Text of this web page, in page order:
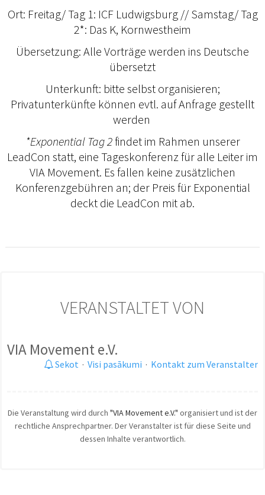
Ort: Freitag/ Tag 1: ICF Ludwigsburg // Samstag/ Tag
2*: Das K, Kornwestheim
Übersetzung: Alle Vorträge werden ins Deutsche
übersetzt
Unterkunft: bitte selbst organisieren;
Privatunterkünfte können evtl. auf Anfrage gestellt
werden
*Exponential Tag 2findet im Rahmen unserer
LeadCon statt, eine Tageskonferenz für alle Leiter im
VIA Movement. Es fallen keine zusätzlichen
Konferenzgebühren an; der Preis für Exponential
deckt die LeadCon mit ab.
VERANSTALTET VON
VIA Movement e.V.
Sekot · Visi pasākumi · Kontakt zum Veranstalter
Die Veranstaltung wird durch "VIA Movement e.V." organisiert und ist der
rechtliche Ansprechpartner. Der Veranstalter ist für diese Seite und
dessen Inhalte verantwortlich.